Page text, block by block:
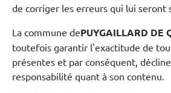
de corriger les erreurs qui lui seront
La commune dePUYGAILLARD DE
toutefois garantir l'exactitude de
présentes et par conséquent,
responsabilité quant à son contenu.